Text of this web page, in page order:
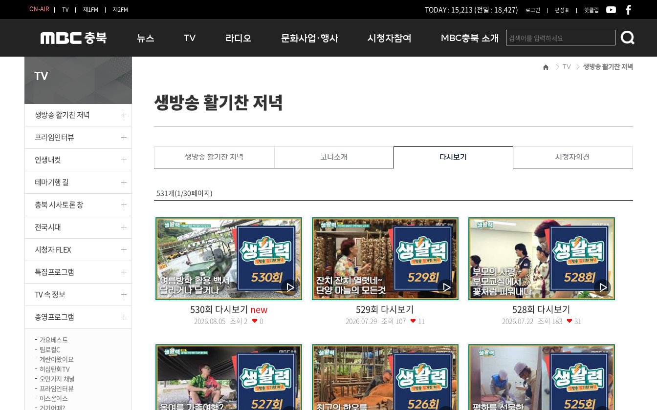
ON-AIR TV 제1FM 제2FM TODAY : 15,213 (전일 : 18,427) 로그인 편성표 핫클립
뉴스
보은
옥천
TV
인생내컷
테마기행 길
시청자 FLEX
특집프로그램
라디오
16:00 완벽한 하루
우리 고향, 부탁해!
문화사업·행사
MBC 노래교실
해외문화탐방
충청북도 음식문화페스타
청원생명쌀 대청호마라톤
문화행사 아카이빙
시청자참여 MBC충북 소개
오시는길
결산공고
TV
생방송 활기찬 저녁
프라임인터뷰
인생내컷
테마기행 길
충북 시사토론 창
전국시대
시청자 FLEX
특집프로그램
TV 속 정보
종영프로그램
가요베스트
팀로컬C
계란이왔어요
허심탄회TV
오만가지 채널
프라임인터뷰
어스온어스
거기어때?
TV 생방송 활기찬 저녁
생방송 활기찬 저녁
생방송 활기찬 저녁 코너소개 다시보기 시청자의견
531개(1/30페이지)
530회 다시보기 new
2026.08.05 조회 2 0
529회 다시보기
2026.07.29 조회 107 11
528회 다시보기
2026.07.22 조회 183 31